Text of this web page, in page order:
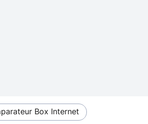
Box Internet